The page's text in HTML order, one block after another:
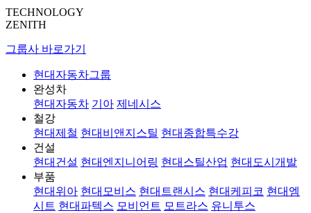
TECHNOLOGY
ZENITH
그룹사 바로가기
현대자동차그룹
완성차
현대자동차 기아 제네시스
철강
현대제철 현대비앤지스틸 현대종합특수강
건설
현대건설 현대엔지니어링 현대스틸산업 현대도시개발
부품
현대위아 현대모비스 현대트랜시스 현대케피코 현대엠
시트 현대파텍스 모비언트 모트라스 유니투스